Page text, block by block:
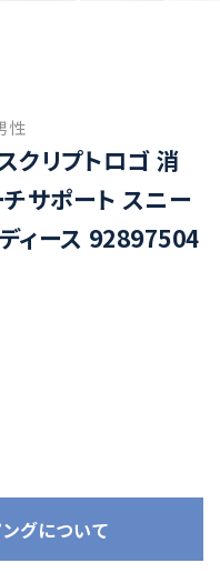
性
クリプトロゴ 消
サポート スニー
ィース 92897504
グについて